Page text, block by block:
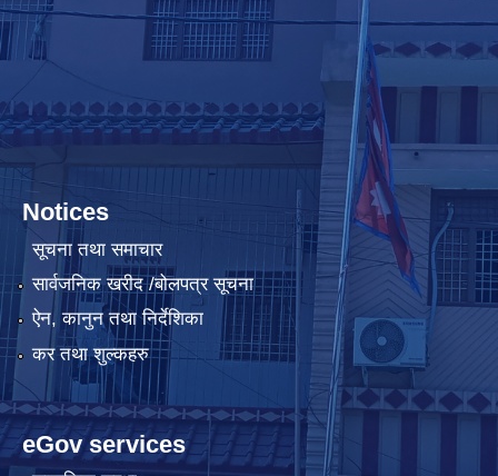
Notices
सूचना तथा समाचार
सार्वजनिक खरीद /बोलपत्र सूचना
ऐन, कानुन तथा निर्देशिका
कर तथा शुल्कहरु
eGov services